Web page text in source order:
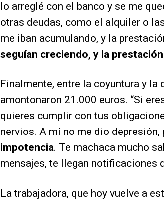
lo arreglé con el banco y se me
otras deudas, como el alquiler o
me iban acumulando, y la
seguían creciendo, y la prestación
Finalmente, entre la coyuntura y la
amontonaron 21.000 euros. “Si
quieres cumplir con tus
nervios. A mí no me dio depresión,
impotencia. Te machaca mucho
mensajes, te llegan notificaciones
La trabajadora, que hoy vuelve a